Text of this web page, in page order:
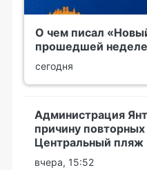
О чем писал
прошедшей неделе
сегодня
Администрация
причину повторных
Центральный пляж
вчера, 15:52